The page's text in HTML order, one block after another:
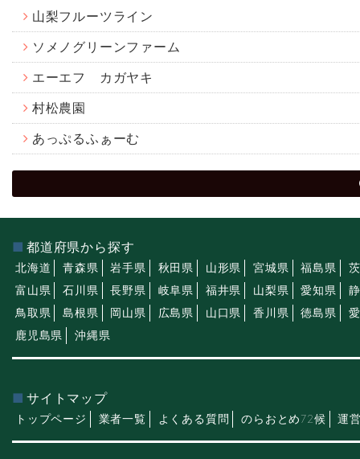
山梨フルーツライン
ソメノグリーンファーム
エーエフ カガヤキ
村松農園
あっぷるふぁーむ
都道府県から探す
北海道 青森県 岩手県 秋田県 山形県 宮城県 福島県
富山県
石川県 長野県 岐阜県 福井県 山梨県 愛知県
鳥取県
島根県 岡山県 広島県 山口県 香川県 徳島県
鹿児島県
沖縄県
サイトマップ
トップページ 業者一覧 よくある質問 のらおとめ72候 運